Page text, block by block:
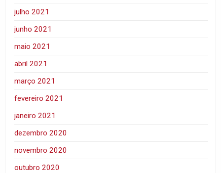
julho 2021
junho 2021
maio 2021
abril 2021
março 2021
fevereiro 2021
janeiro 2021
dezembro 2020
novembro 2020
outubro 2020